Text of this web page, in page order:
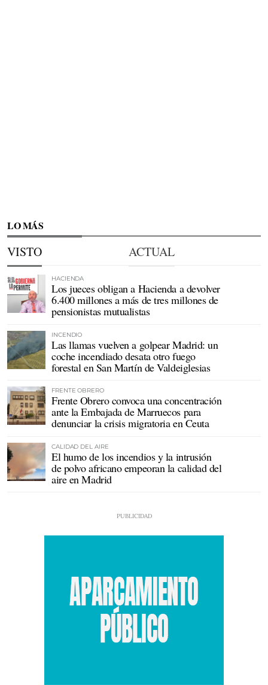
LO MÁS
VISTO ACTUAL
HACIENDA
Los jueces obligan a Hacienda a devolver
6.400 millones a más de tres millones de
pensionistas mutualistas
INCENDIO
Las llamas vuelven a golpear Madrid: un
coche incendiado desata otro fuego
forestal en San Martín de Valdeiglesias
FRENTE OBRERO
Frente Obrero convoca una concentración
ante la Embajada de Marruecos para
denunciar la crisis migratoria en Ceuta
CALIDAD DEL AIRE
El humo de los incendios y la intrusión
de polvo africano empeoran la calidad del
aire en Madrid